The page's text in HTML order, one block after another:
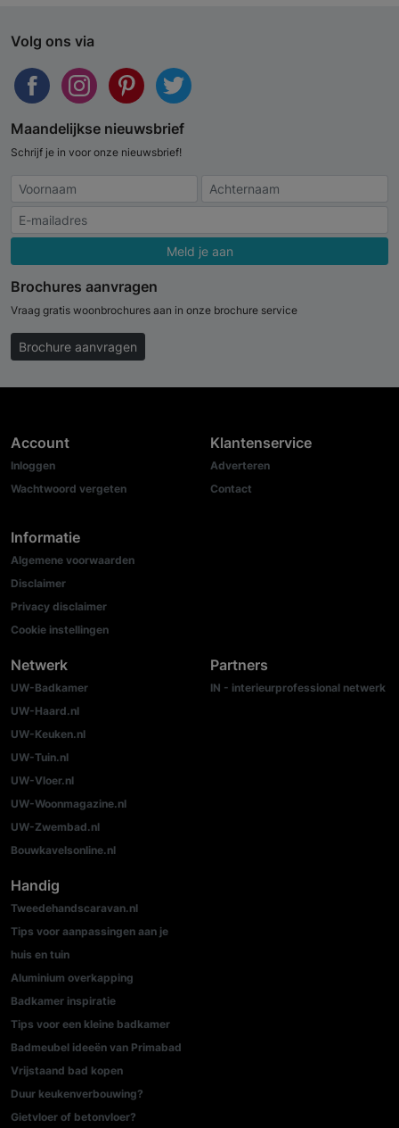
Volg ons via
Maandelijkse nieuwsbrief
Schrijf je in voor onze nieuwsbrief!
Meld je aan
Brochures aanvragen
Vraag gratis woonbrochures aan in onze brochure service
Brochure aanvragen
Account
Inloggen
Wachtwoord vergeten
Informatie
Algemene voorwaarden
Disclaimer
Privacy disclaimer
Cookie instellingen
Klantenservice
Adverteren
Contact
Netwerk
UW-Badkamer
UW-Haard.nl
UW-Keuken.nl
UW-Tuin.nl
UW-Vloer.nl
UW-Woonmagazine.nl
UW-Zwembad.nl
Bouwkavelsonline.nl
Partners
IN - interieurprofessional netwerk
Handig
Tweedehandscaravan.nl
Tips voor aanpassingen aan je
huis en tuin
Aluminium overkapping
Badkamer inspiratie
Tips voor een kleine badkamer
Badmeubel ideeën van Primabad
Vrijstaand bad kopen
Duur keukenverbouwing?
Gietvloer of betonvloer?